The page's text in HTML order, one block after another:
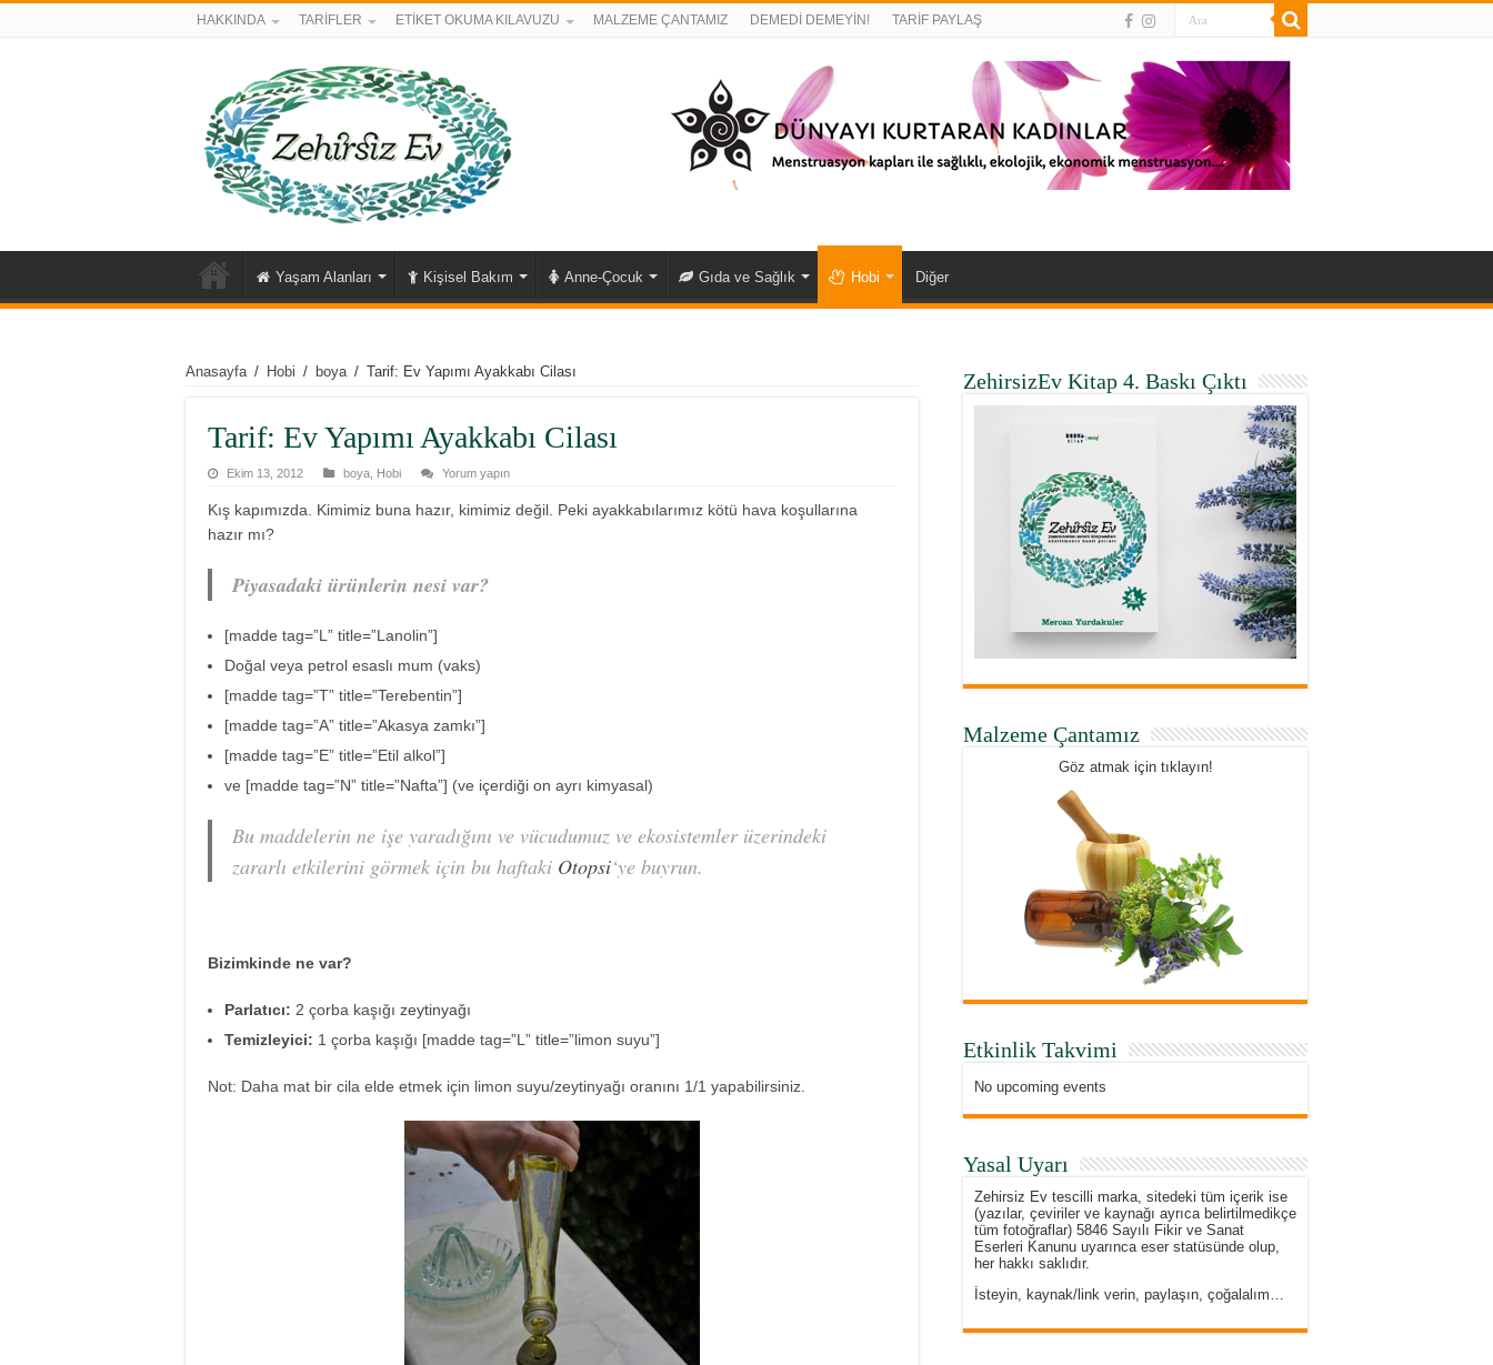
HAKKINDA TARİFLER ETİKET OKUMA KILAVUZU MALZEME ÇANTAMIZ DEMEDİ DEMEYİN! TARİF PAYLAŞ
Yaşam Alanları Kişisel Bakım Anne-Çocuk Gıda ve Sağlık Hobi Diğer
Anasayfa / Hobi / boya / Tarif: Ev Yapımı Ayakkabı Cilası
Tarif: Ev Yapımı Ayakkabı Cilası
Ekim 13, 2012 boya Hobi Yorum yapın
Kış kapımızda. Kimimiz buna hazır, kimimiz değil. Peki ayakkabılarımız kötü hava koşullarına
hazır mı?
Piyasadaki ürünlerin nesi var?
[madde tag=”L” title=”Lanolin”]
Doğal veya petrol esaslı mum (vaks)
[madde tag=”T” title=”Terebentin”]
[madde tag=”A” title=”Akasya zamkı”]
[madde tag=”E” title=”Etil alkol”]
ve [madde tag=”N” title=”Nafta”] (ve içerdiği on ayrı kimyasal)
Bu maddelerin ne işe yaradığını ve vücudumuz ve ekosistemler üzerindeki
zararlı etkilerini görmek için bu haftaki Otopsi‘ye buyrun.
Bizimkinde ne var?
Parlatıcı: 2 çorba kaşığı zeytinyağı
Temizleyici: 1 çorba kaşığı [madde tag=”L” title=”limon suyu”]
Not: Daha mat bir cila elde etmek için limon suyu/zeytinyağı oranını 1/1 yapabilirsiniz.
ZehirsizEv Kitap 4. Baskı Çıktı
Malzeme Çantamız
Göz atmak için tıklayın!
Etkinlik Takvimi
No upcoming events
Yasal Uyarı
Zehirsiz Ev tescilli marka, sitedeki tüm içerik ise
(yazılar, çeviriler ve kaynağı ayrıca belirtilmedikçe
tüm fotoğraflar) 5846 Sayılı Fikir ve Sanat
Eserleri Kanunu uyarınca eser statüsünde olup,
her hakkı saklıdır.
İsteyin, kaynak/link verin, paylaşın, çoğalalım…